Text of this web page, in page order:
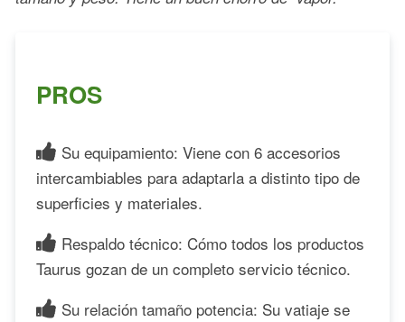
PROS
Su equipamiento: Viene con 6 accesorios
intercambiables para adaptarla a distinto tipo de
superficies y materiales.
Respaldo técnico: Cómo todos los productos
Taurus gozan de un completo servicio técnico.
Su relación tamaño potencia: Su vatiaje se